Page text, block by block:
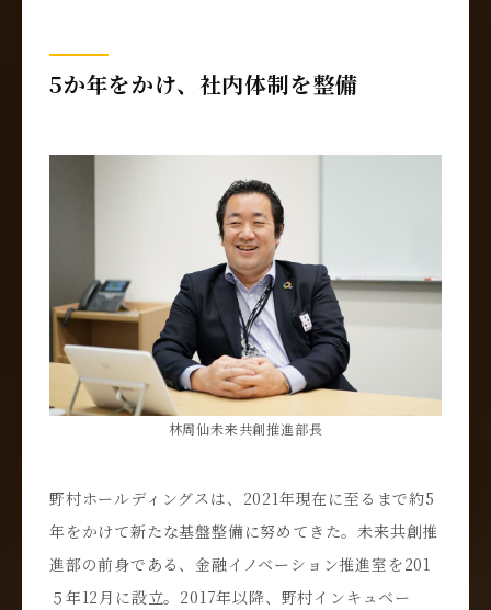
5か年をかけ、社内体制を整備
林周仙未来共創推進部長
野村ホールディングスは、2021年現在に至るまで約5
年をかけて新たな基盤整備に努めてきた。未来共創推
進部の前身である、金融イノベーション推進室を201
５年12月に設立。2017年以降、野村インキュベー